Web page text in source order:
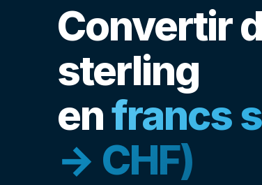
Convertir
sterling
enfrancs
→ CHF)